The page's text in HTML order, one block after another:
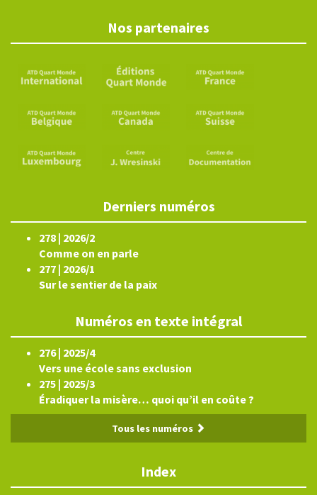
Nos partenaires
Derniers numéros
278 | 2026/2
Comme on en parle
277 | 2026/1
Sur le sentier de la paix
Numéros en texte intégral
276 | 2025/4
Vers une école sans exclusion
275 | 2025/3
Éradiquer la misère… quoi qu’il en coûte ?
Tous les numéros
Index